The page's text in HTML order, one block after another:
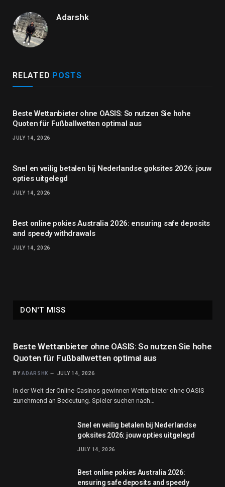
Adarshk
RELATED POSTS
Beste Wettanbieter ohne OASIS: So nutzen Sie hohe
Quoten für Fußballwetten optimal aus
JULY 14, 2026
Snel en veilig betalen bij Nederlandse goksites 2026: jouw
opties uitgelegd
JULY 14, 2026
Best online pokies Australia 2026: ensuring safe deposits
and speedy withdrawals
JULY 14, 2026
DON'T MISS
Beste Wettanbieter ohne OASIS: So nutzen Sie hohe
Quoten für Fußballwetten optimal aus
BY ADARSHK JULY 14, 2026
In der Welt der Online-Casinos gewinnen Wettanbieter ohne OASIS
zunehmend an Bedeutung. Spieler suchen nach…
Snel en veilig betalen bij Nederlandse
goksites 2026: jouw opties uitgelegd
JULY 14, 2026
Best online pokies Australia 2026:
ensuring safe deposits and speedy